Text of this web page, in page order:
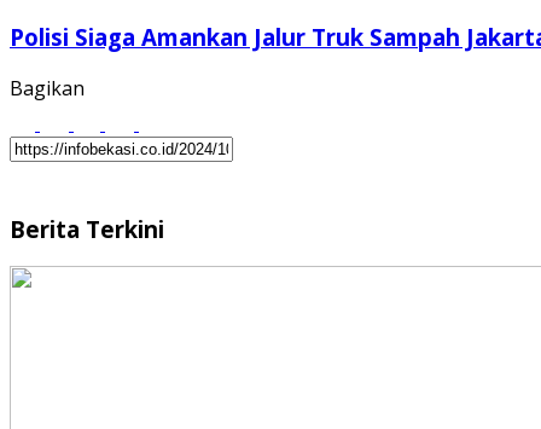
Polisi Siaga Amankan Jalur Truk Sampah
Bagikan
Berita Terkini